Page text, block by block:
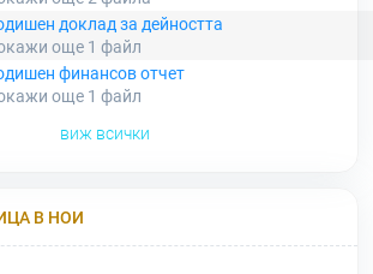
доклад за дейността
още 1 файл
финансов отчет
още 1 файл
виж всички
В НОИ